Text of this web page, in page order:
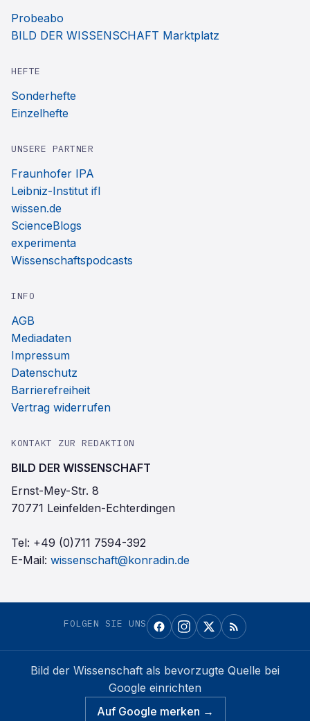
Probeabo
BILD DER WISSENSCHAFT Marktplatz
HEFTE
Sonderhefte
Einzelhefte
UNSERE PARTNER
Fraunhofer IPA
Leibniz-Institut ifl
wissen.de
ScienceBlogs
experimenta
Wissenschaftspodcasts
INFO
AGB
Mediadaten
Impressum
Datenschutz
Barrierefreiheit
Vertrag widerrufen
KONTAKT ZUR REDAKTION
BILD DER WISSENSCHAFT
Ernst-Mey-Str. 8
70771 Leinfelden-Echterdingen
Tel: +49 (0)711 7594-392
E-Mail: wissenschaft@konradin.de
FOLGEN SIE UNS
Bild der Wissenschaft als bevorzugte Quelle bei
Google einrichten
Auf Google merken →